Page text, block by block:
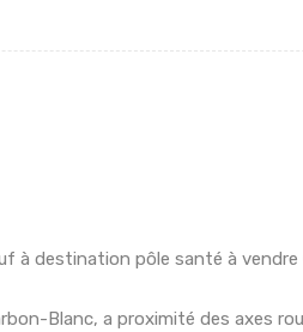
à destination pôle santé à vendre
Blanc, a proximité des axes